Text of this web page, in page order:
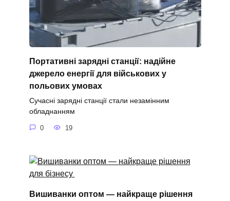
Портативні зарядні станції: надійне
джерело енергії для військових у
польових умовах
Сучасні зарядні станції стали незамінним
обладнанням
0 19
Вишиванки оптом — найкраще рішення